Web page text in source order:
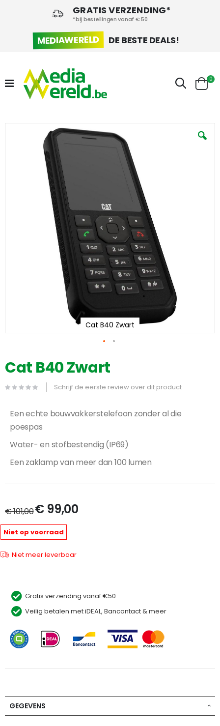
GRATIS VERZENDING*
*bij bestellingen vanaf € 50
MEDIAWERELD DE BESTE DEALS!
ZoekCart
0
Ga
afbeeldingen-
Cat B40 Zwart
naar
het
van
gallerij
Cat B40 Zwart
Schrijf de eerste review over dit product
Een echte bouwvakkerstelefoon zonder al die
poespas
Water- en stofbestendig (IP69)
Een zaklamp van meer dan 100 lumen
€ 101,00Speciale
€ 99,00
Niet op voorraad
Niet meer leverbaar
Gratis verzending vanaf €50
Veilig betalen met iDEAL, Bancontact & meer
GEGEVENS